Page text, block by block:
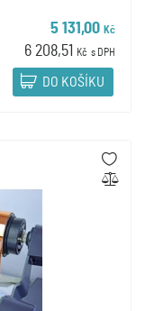
5 131,00 Kč
6 208,51 Kč s DPH
DO KOŠÍKU